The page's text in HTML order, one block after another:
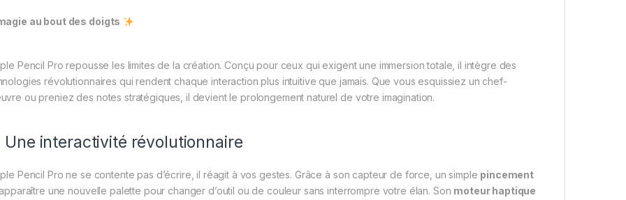
au bout des doigts
Pencil Pro repousse les limites de la création. Conçu pour ceux qui exigent une immersion totale, il intègre des
révolutionnaires qui rendent chaque interaction plus intuitive que jamais. Que vous esquissiez un chef-
ou preniez des notes stratégiques, il devient le prolongement naturel de votre imagination.
Une interactivité révolutionnaire
Pencil Pro ne se contente pas d’écrire, il réagit à vos gestes. Grâce à son capteur de force, un simple pincement
une nouvelle palette pour changer d’outil ou de couleur sans interrompre votre élan. Son moteur haptique